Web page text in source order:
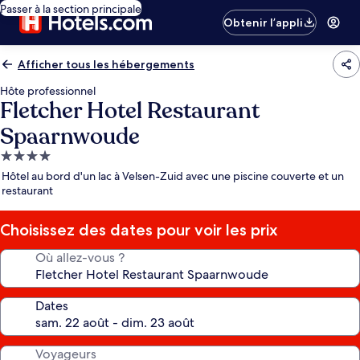
Passer à la section principale
Obtenir l’appli
Afficher tous les hébergements
Hôte professionnel
Fletcher Hotel Restaurant
Spaarnwoude
Hébergement
4.0 étoiles
Hôtel au bord d'un lac à Velsen-Zuid avec une piscine couverte et un
restaurant
Choisissez des dates pour voir les prix
Où allez-vous ?
Dates
Voyageurs